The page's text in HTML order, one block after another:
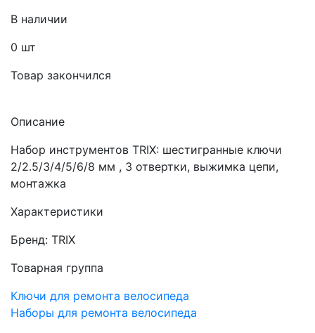
В наличии
0 шт
Товар закончился
Описание
Набор инструментов TRIX: шестигранные ключи
2/2.5/3/4/5/6/8 мм , 3 отвертки, выжимка цепи,
монтажка
Характеристики
Бренд: TRIX
Товарная группа
Ключи для ремонта велосипеда
Наборы для ремонта велосипеда